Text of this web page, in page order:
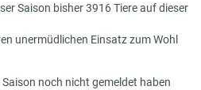
Saison bisher 3916 Tiere auf dieser
unermüdlichen Einsatz zum Wohl
noch nicht gemeldet haben